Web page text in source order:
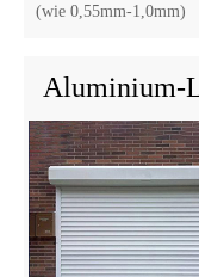
(wie 0,55mm-1,0mm)